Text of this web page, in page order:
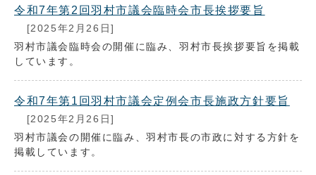
令和7年第2回羽村市議会臨時会市長挨拶要旨
[2025年2月26日]
羽村市議会臨時会の開催に臨み、羽村市長挨拶要旨を掲載
しています。
令和7年第1回羽村市議会定例会市長施政方針要旨
[2025年2月26日]
羽村市議会の開催に臨み、羽村市長の市政に対する方針を
掲載しています。